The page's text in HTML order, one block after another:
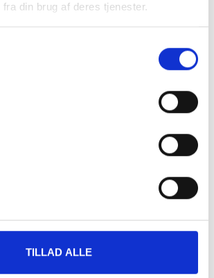
din brug af deres tjenester.
TILLAD ALLE
Akut fysioterapi
Fysioterapi uden henvisning
Muskuloskeletal fysioterapi